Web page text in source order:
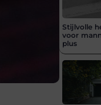
Stijlvolle
voor
plus